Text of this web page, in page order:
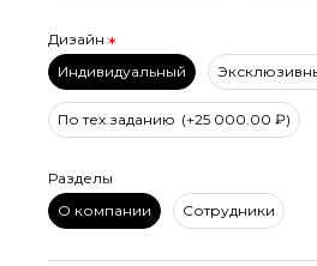
Дизайн
Индивидуальный
По тех.заданию (+25 000.00 ₽)
Разделы
О компании
Сотрудники